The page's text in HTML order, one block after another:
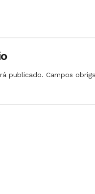
publicado. Campos